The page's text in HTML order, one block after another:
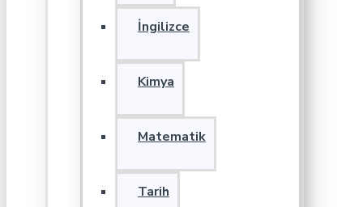
İngilizce
Kimya
Matematik
Tarih